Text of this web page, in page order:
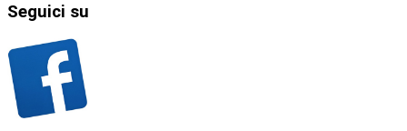
Seguici su